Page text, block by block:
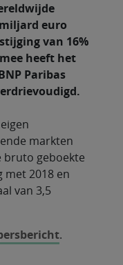
euro
van 16%
heeft het
Paribas
markten
bruto geboekte
met 2018 en
van 3,5
.